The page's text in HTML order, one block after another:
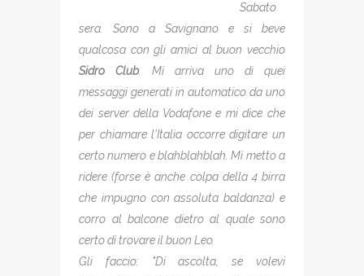
Sabato
sera. Sono a Savignano e si beve
qualcosa con gli amici al buon vecchio
Sidro Club. Mi arriva uno di quei
messaggi generati in automatico da uno
dei server della Vodafone e mi dice che
per chiamare l'Italia occorre digitare un
certo numero e blahblahblah. Mi metto a
ridere (forse è anche colpa della 4 birra
che impugno con assoluta baldanza) e
corro al balcone dietro al quale sono
certo di trovare il buon Leo.
Gli faccio: "Di ascolta, se volevi